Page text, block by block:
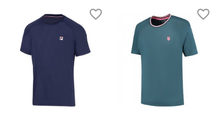
base base
 